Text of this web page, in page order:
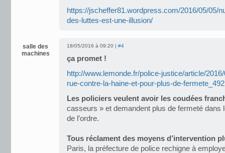
https://jscheffer81.wordpress.com/2016/05/05/
des-luttes-est-une-illusion/
salle des
machines
18/05/2016 à 09:20 | #4
ça promet !
http://www.lemonde.fr/police-justice/article/
rue-contre-la-haine-et-pour-plus-de-
Les policiers veulent avoir les coudées
casseurs » et demandent plus de fermeté dans
de l’ordre.
Tous réclament des moyens d’intervention
Paris, la préfecture de police rechigne à